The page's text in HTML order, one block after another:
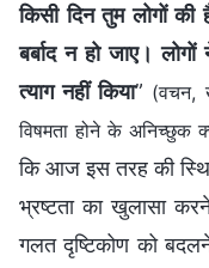
किसी दिन तुम लोगों
बर्बाद न हो जाए।
त्याग नहीं किया” (वचन,
विषमता होने के अनिच्छुक
कि आज इस तरह की
भ्रष्टता का खुलासा
गलत दृष्टिकोण को